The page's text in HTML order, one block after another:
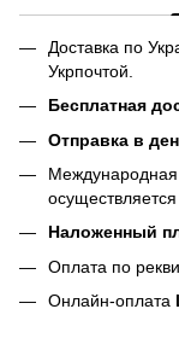
Доставка по
Укрпочтой.
Бесплатная
Отправка в
Международная
Наложенный
Оплата по
Онлайн-оплата